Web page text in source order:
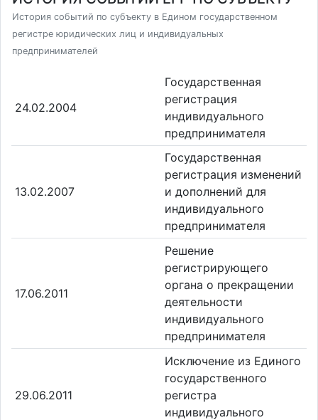
История событий по субъекту в Едином государственном
регистре юридических лиц и индивидуальных
предпринимателей
24.02.2004
Государственная
регистрация
индивидуального
предпринимателя
13.02.2007
Государственная
регистрация изменений
и дополнений для
индивидуального
предпринимателя
17.06.2011
Решение
регистрирующего
органа о прекращении
деятельности
индивидуального
предпринимателя
29.06.2011
Исключение из Единого
государственного
регистра
индивидуального